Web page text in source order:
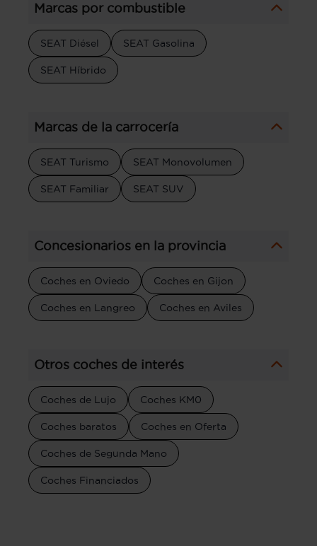
Marcas por combustible
SEAT Diésel SEAT Gasolina
SEAT Híbrido
Marcas de la carrocería
SEAT Turismo SEAT Monovolumen
SEAT Familiar SEAT SUV
Concesionarios en la provincia
Coches en Oviedo Coches en Gijon
Coches en Langreo Coches en Aviles
Otros coches de interés
Coches de Lujo Coches KM0
Coches baratos Coches en Oferta
Coches de Segunda Mano
Coches Financiados